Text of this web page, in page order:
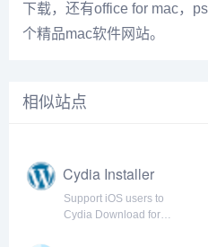
下载，还有office for mac，
个精品mac软件网站。
相似站点
Cydia Installer
Support iOS users to
Cydia Download for